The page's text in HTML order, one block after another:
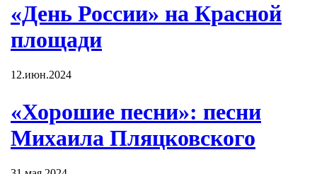
«День России» на Красной
площади
12.июн.2024
«Хорошие песни»: песни
Михаила Пляцковского